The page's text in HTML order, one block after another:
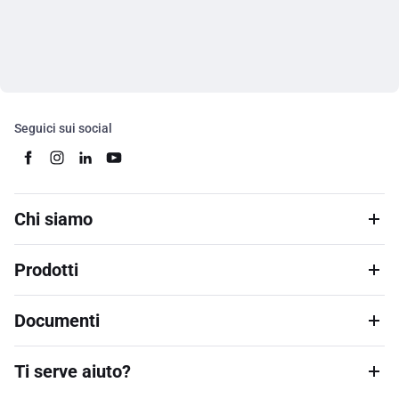
Seguici sui social
Chi siamo
Prodotti
Documenti
Ti serve aiuto?